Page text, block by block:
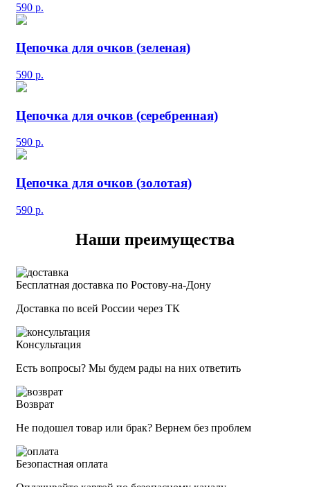
590 р.
Цепочка для очков (зеленая)
590 р.
Цепочка для очков (серебренная)
590 р.
Цепочка для очков (золотая)
590 р.
Наши преимущества
Бесплатная доставка по Ростову-на-Дону
Доставка по всей России через ТК
Консультация
Есть вопросы? Мы будем рады на них ответить
Возврат
Не подошел товар или брак? Вернем без проблем
Безопастная оплата